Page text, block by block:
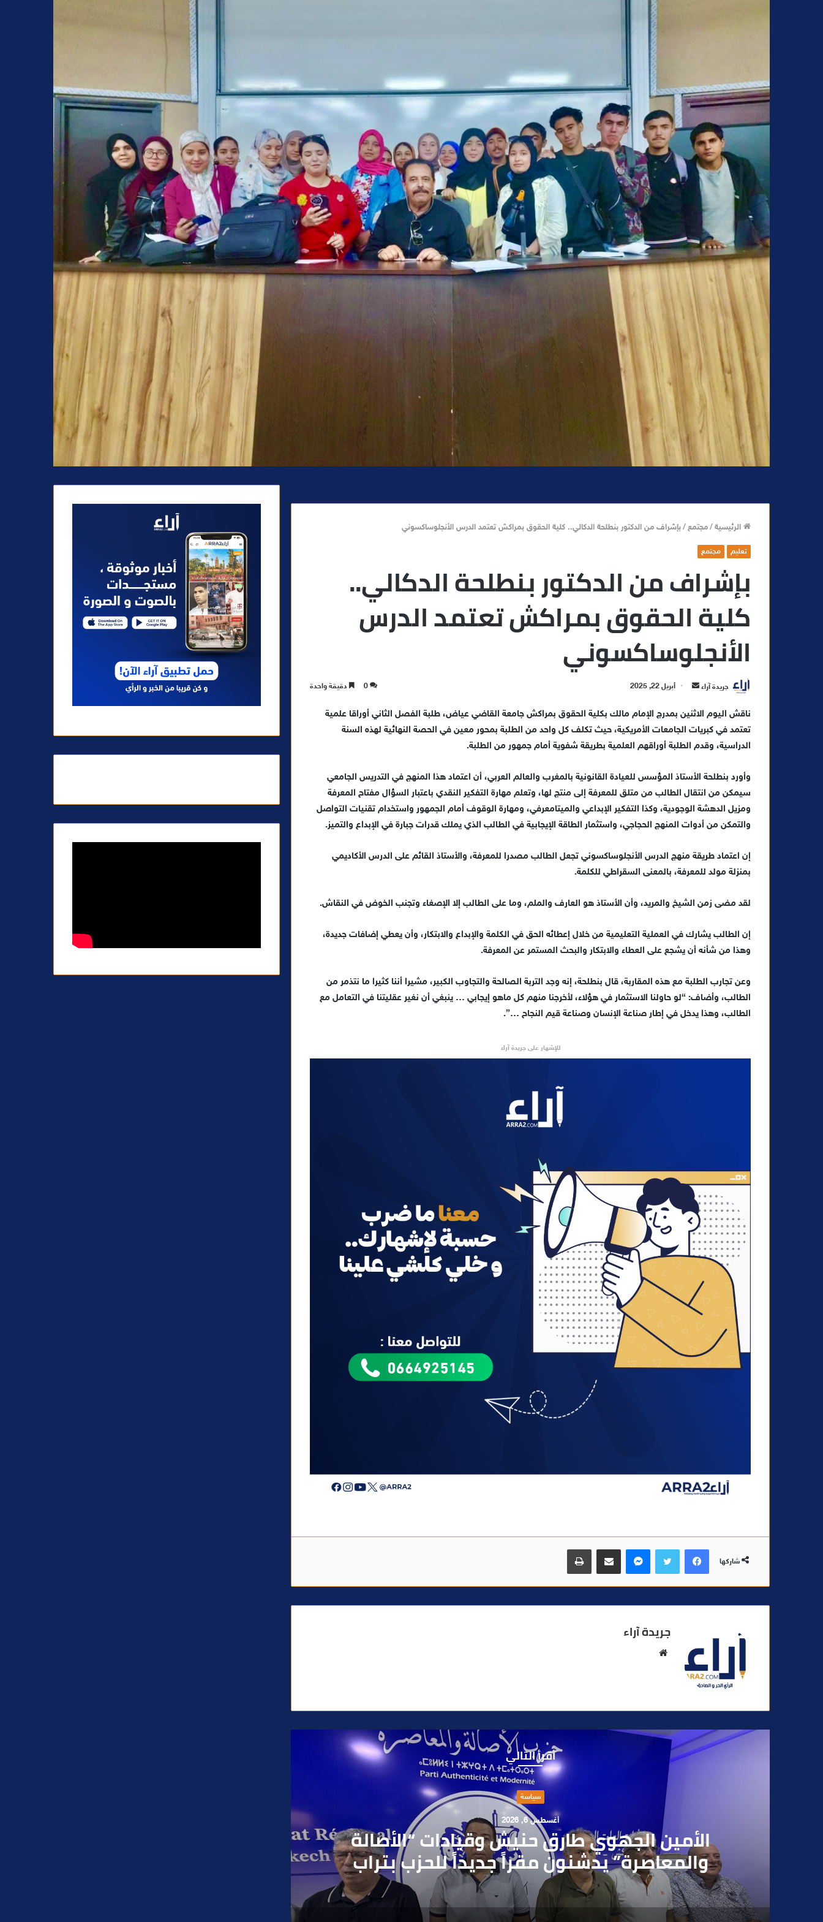
الرئيسية/مجتمع/بإشراف من الدكتور بنطلحة الدكالي.. كلية الحقوق بمراكش تعتمد الدرس الأنجلوساكسوني
تعليم مجتمع
بإشراف من الدكتور بنطلحة الدكالي..
كلية الحقوق بمراكش تعتمد الدرس
الأنجلوساكسوني
جريدة آراء
س
ل
ب
ي
د
ا
ر
ن
ا
أبريل 22, 2025 0 دقيقة واحدة
ناقش اليوم الاثنين بمدرج الإمام مالك بكلية الحقوق بمراكش جامعة القاضي عياض، طلبة الفصل الثاني أوراقا علمية
تعتمد في كبريات الجامعات الأمريكية، حيث تكلف كل واحد من الطلبة بمحور معين في الحصة النهائية لهذه السنة
الدراسية، وقدم الطلبة أوراقهم العلمية بطريقة شفوية أمام جمهور من الطلبة.
وأورد بنطلحة الأستاذ المؤسس للعيادة القانونية بالمغرب والعالم العربي، أن اعتماد هذا المنهج في التدريس الجامعي
سيمكن من انتقال الطالب من متلق للمعرفة إلى منتج لها، وتعلم مهارة التفكير النقدي باعتبار السؤال مفتاح المعرفة
ومزيل الدهشة الوجودية، وكذا التفكير الإبداعي والميتامعرفي، ومهارة الوقوف أمام الجمهور واستخدام تقنيات التواصل
والتمكن من أدوات المنهج الحجاجي، واستثمار الطاقة الإيجابية في الطالب الذي يملك قدرات جبارة في الإبداع والتميز.
إن اعتماد طريقة منهج الدرس الأنجلوساكسوني تجعل الطالب مصدرا للمعرفة، والأستاذ القائم على الدرس الأكاديمي
بمنزلة مولد للمعرفة، بالمعنى السقراطي للكلمة.
لقد مضى زمن الشيخ والمريد، وأن الأستاذ هو العارف والملم، وما على الطالب إلا الإصغاء وتجنب الخوض في النقاش.
إن الطالب يشارك في العملية التعليمية من خلال إعطائه الحق في الكلمة والإبداع والابتكار، وأن يعطي إضافات جديدة،
وهذا من شأنه أن يشجع على العطاء والابتكار والبحث المستمر عن المعرفة.
وعن تجارب الطلبة مع هذه المقاربة، قال بنطلحة، إنه وجد التربة الصالحة والتجاوب الكبير، مشيرا أننا كثيرا ما نتذمر من
الطالب، وأضاف: “لو حاولنا الاستثمار في هؤلاء، لأخرجنا منهم كل ماهو إيجابي … ينبغي أن نغير عقليتنا في التعامل مع
الطالب، وهذا يدخل في إطار صناعة الإنسان وصناعة قيم النجاح …”.
للإشهار على جريدة آراء
شاركها
فيسبوك
جريدة آراء
ا
و
أقرأ التالي
حوادث
أغسطس 4, 2026
بعد تداول فيديو يوثق العملية.. أمن مراكش يطيح
بقاصر مشتبه في تورطه في سرقة مسلحة..